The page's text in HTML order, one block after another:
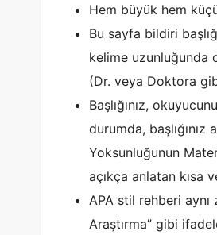
Hem büyük hem
Bu sayfa bildiri
kelime uzunluğunda
(Dr. veya Doktora
Başlığınız,
durumda,
Yoksunluğunun
açıkça anlatan kısa
APA stil rehberi
Araştırma” gibi